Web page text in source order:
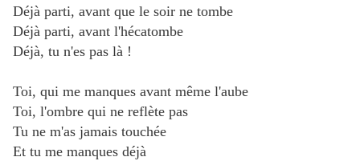
Déjà parti, avant que le soir ne tombe
Déjà parti, avant l'hécatombe
Déjà, tu n'es pas là !
Toi, qui me manques avant même l'aube
Toi, l'ombre qui ne reflète pas
Tu ne m'as jamais touchée
Et tu me manques déjà